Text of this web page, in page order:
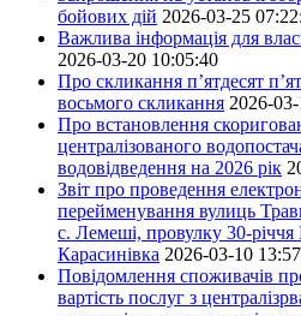
бойових дій 2026-03-25
Важлива інформація для
2026-03-20 10:05:40
Про скликання п’ятдесят
восьмого скликання 2026-
Про встановлення
централізованого
водовідведення на 2026 рік
Звіт про проведення
перейменування вулиць
с. Лемеші, провулку 30-річчя
Карасинівка 2026-03-10
Повідомлення споживачів
вартість послуг з